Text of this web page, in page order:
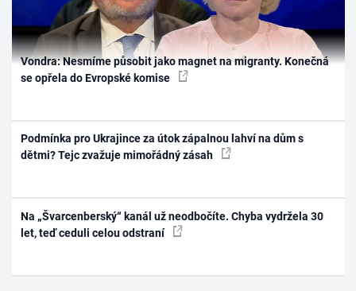
Vondra: Nesmíme působit jako magnet na migranty. Konečná
se opřela do Evropské komise
Podmínka pro Ukrajince za útok zápalnou lahví na dům s
dětmi? Tejc zvažuje mimořádný zásah
Na „Švarcenberský“ kanál už neodbočíte. Chyba vydržela 30
let, teď ceduli celou odstraní